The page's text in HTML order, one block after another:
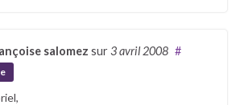
salomez sur 3 avril 2008 #